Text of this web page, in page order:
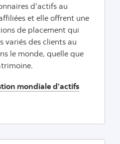
d’actifs au
et elle offrent une
de placement qui
variés des clients au
le monde, quelle que
mondiale d’actifs